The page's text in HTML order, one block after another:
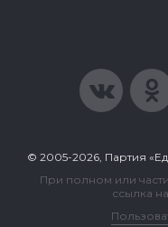
© 2005-2026, Партия
При полном или
ссылка